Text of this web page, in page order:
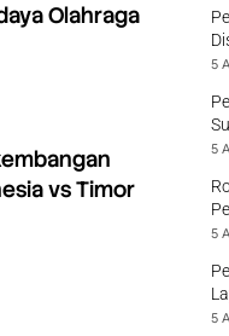
Olahraga
vs Timor
5
5
5
5